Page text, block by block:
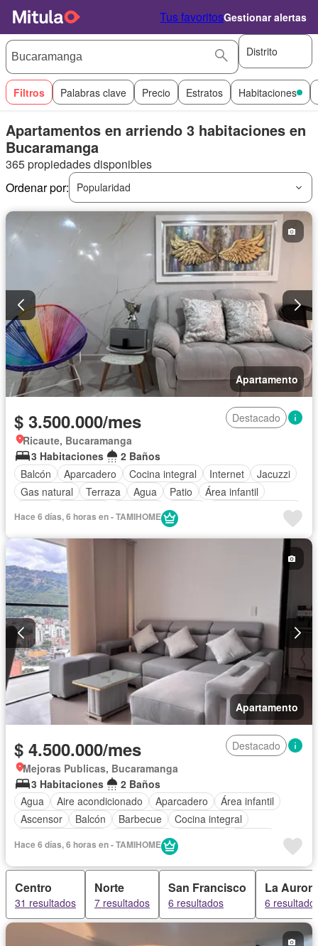
Tus favoritosGestionar alertas
Distrito
Filtros Palabras clave Precio Estratos Habitaciones
Apartamentos en arriendo 3 habitaciones en
Bucaramanga
365 propiedades disponibles
Ordenar por:
Popularidad
Apartamento
$ 3.500.000/mes
Destacado
Ricaute, Bucaramanga
3 Habitaciones
2 Baños
Balcón
Aparcadero Cocina integral Internet
Jacuzzi
Gas natural
Terraza Agua Patio
Área infantil
Sauna
Seguridad privada
Hace 6 días, 6 horas en - TAMIHOME
Apartamento
$ 4.500.000/mes
Destacado
Mejoras Publicas, Bucaramanga
3 Habitaciones
2 Baños
Agua
Aire acondicionado Aparcadero
Área infantil
Ascensor
Balcón Barbecue
Cocina integral
Gas natural
Sauna
Wifi
Permite niños
Hace 6 días, 6 horas en - TAMIHOME
Centro
31 resultados
Norte
7 resultados
San Francisco
6 resultados
La Aurora
6